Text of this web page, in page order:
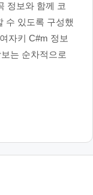
정보와 함께 코
수 있도록 구성했
자키 C#m 정보
는 순차적으로